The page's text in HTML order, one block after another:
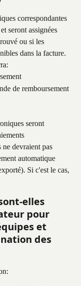
correspondantes
seront assignées
ou si les
dans la facture.
de remboursement
seront
ne devraient pas
automatique
Si c'est le cas,
elles
pour
et
des